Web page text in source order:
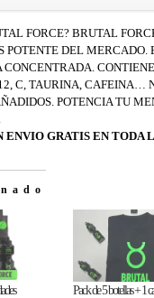
FORCE? BRUTAL
POTENTE DEL MERCADO.
CONCENTRADA.
C, TAURINA, CAFEINA…
POTENCIA TU
ENVIO GRATIS EN TODA
Pack de 5 botellas + 1